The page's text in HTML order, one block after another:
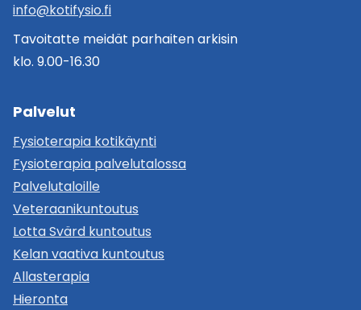
info@kotifysio.fi
Tavoitatte meidät parhaiten arkisin
klo. 9.00-16.30
Palvelut
Fysioterapia kotikäynti
Fysioterapia palvelutalossa
Palvelutaloille
Veteraanikuntoutus
Lotta Svärd kuntoutus
Kelan vaativa kuntoutus
Allasterapia
Hieronta